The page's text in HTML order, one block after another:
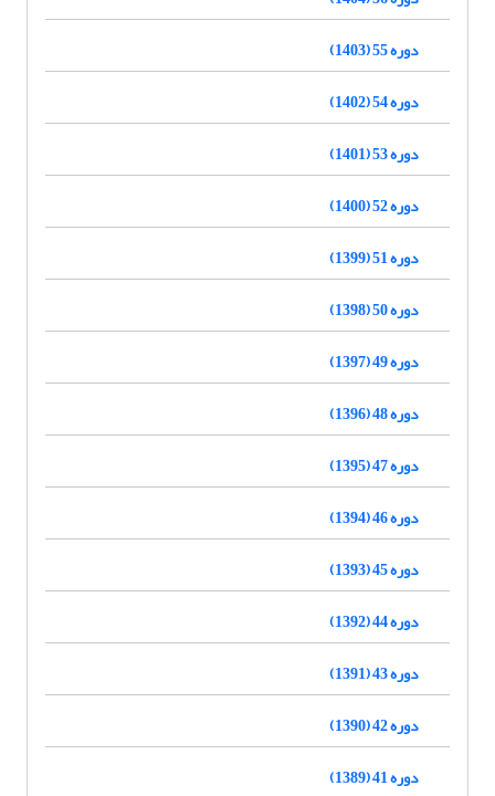
دوره 55 (1403)
دوره 54 (1402)
دوره 53 (1401)
دوره 52 (1400)
دوره 51 (1399)
دوره 50 (1398)
دوره 49 (1397)
دوره 48 (1396)
دوره 47 (1395)
دوره 46 (1394)
دوره 45 (1393)
دوره 44 (1392)
دوره 43 (1391)
دوره 42 (1390)
دوره 41 (1389)